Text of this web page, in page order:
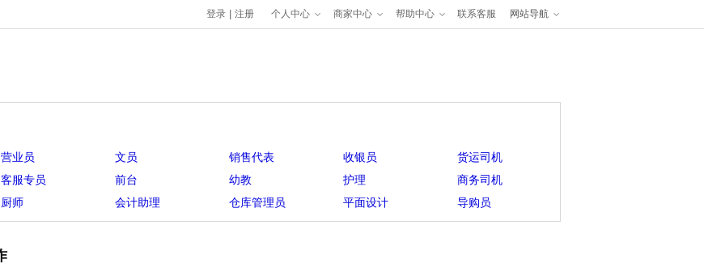
登录 注册 个人中心 商家中心 帮助中心 联系客服 网站导航
营业员 文员 销售代表 收银员
货运司机
客服专员 前台 幼教 护理
商务司机
厨师 会计助理 仓库管理员 平面设计 导购员